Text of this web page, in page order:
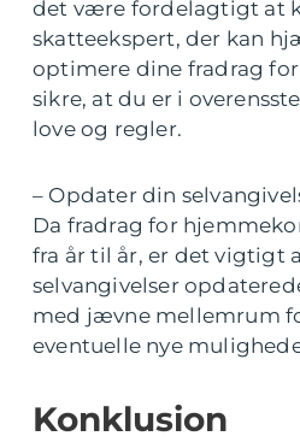
det være fordelagtigt at
skatteekspert, der kan
optimere dine fradrag
sikre, at du er i
love og regler.
– Opdater din
Da fradrag for
fra år til år, er det vigtigt
selvangivelser
med jævne mellemrum
eventuelle nye
Konklusion